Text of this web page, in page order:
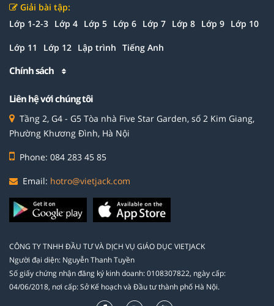
Giải bài tập:
Lớp 1-2-3 Lớp 4 Lớp 5 Lớp 6 Lớp 7 Lớp 8 Lớp 9 Lớp 10
Lớp 11 Lớp 12 Lập trình Tiếng Anh
Chính sách
Liên hệ với chúng tôi
Tầng 2, G4 - G5 Tòa nhà Five Star Garden, số 2 Kim Giang,
Phường Khương Đình, Hà Nội
Phone: 084 283 45 85
Email: hotro@vietjack.com
CÔNG TY TNHH ĐẦU TƯ VÀ DỊCH VỤ GIÁO DỤC VIETJACK
Người đại diện: Nguyễn Thanh Tuyền
Số giấy chứng nhận đăng ký kinh doanh: 0108307822, ngày cấp:
04/06/2018, nơi cấp: Sở Kế hoạch và Đầu tư thành phố Hà Nội.